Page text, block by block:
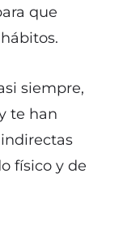
que
siempre,
te han
físico y de